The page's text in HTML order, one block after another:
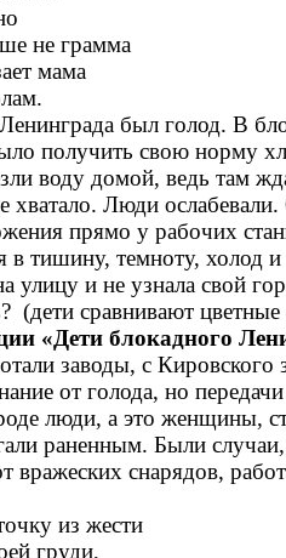
не грамма
мама
был голод. В
получить свою норму
воду домой, ведь там
хватало. Люди
прямо у рабочих
в тишину, темноту, холод и
улицу и не узнала свой
(дети сравнивают
«Дети блокадного
заводы, с Кировского
от голода, но
люди, а это женщины,
раненным. Были
вражеских снарядов,
из жести
груди,